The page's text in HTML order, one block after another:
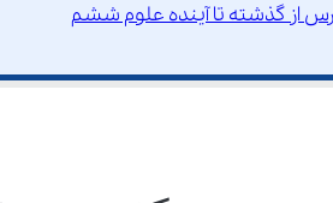
از گذشته تا آینده علوم ششم